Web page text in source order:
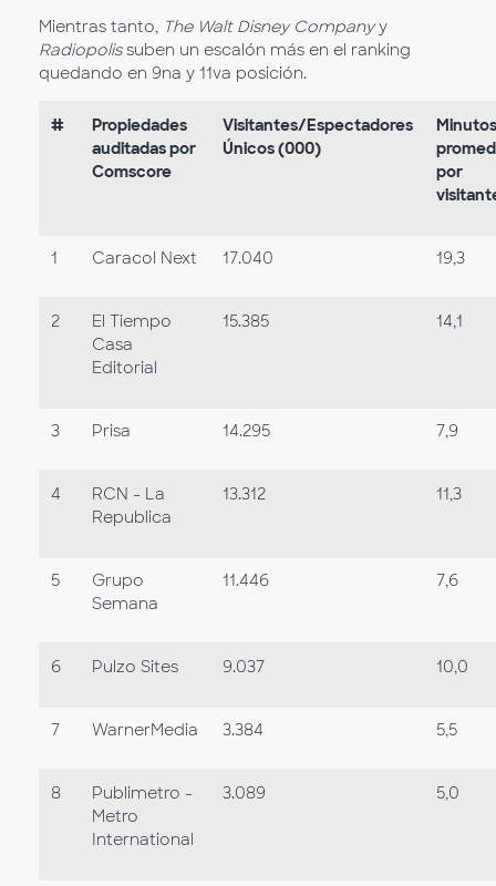
Mientras tanto,
The Walt Disney Companyy
Radiopolissuben un escalón más en el ranking
quedando en 9na y 11va posición.
#
Propiedades
auditadas por
Comscore
Visitantes/Espectadores
Únicos (000)
Minutos
por
1 Caracol Next 17.040 19,3
2
El Tiempo
Casa
Editorial
15.385 14,1
3 Prisa 14.295 7,9
4
RCN - La
Republica
13.312 11,3
5
Grupo
Semana
11.446 7,6
6 Pulzo Sites 9.037 10,0
7 WarnerMedia 3.384 5,5
8
Publimetro -
Metro
International
3.089 5,0